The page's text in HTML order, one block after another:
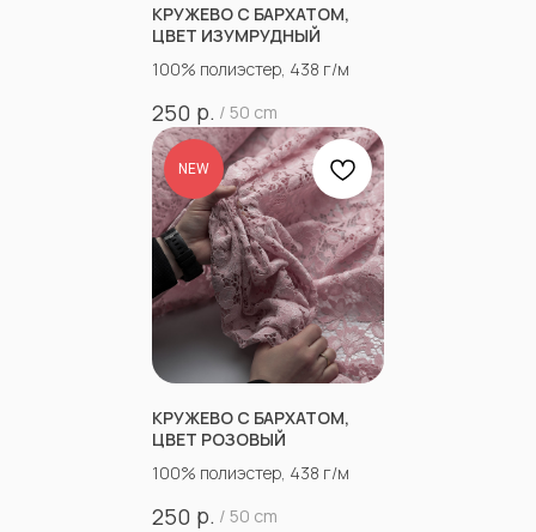
КРУЖЕВО С БАРХАТОМ,
ЦВЕТ ИЗУМРУДНЫЙ
100% полиэстер, 438 г/м
250 р. / 50 cm
NEW
КРУЖЕВО С БАРХАТОМ,
ЦВЕТ РОЗОВЫЙ
100% полиэстер, 438 г/м
250 р. / 50 cm